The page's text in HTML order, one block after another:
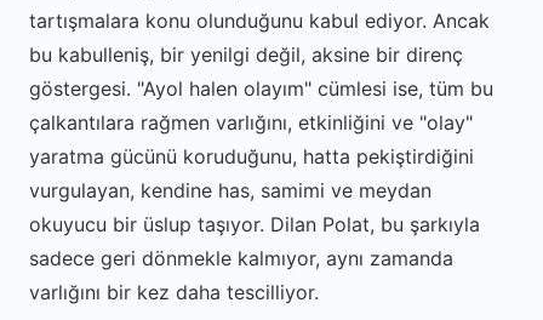
tartışmalara konu olunduğunu kabul ediyor. Ancak
bu kabulleniş, bir yenilgi değil, aksine bir direnç
göstergesi. "Ayol halen olayım" cümlesi ise, tüm bu
çalkantılara rağmen varlığını, etkinliğini ve "olay"
yaratma gücünü koruduğunu, hatta pekiştirdiğini
vurgulayan, kendine has, samimi ve meydan
okuyucu bir üslup taşıyor. Dilan Polat, bu şarkıyla
sadece geri dönmekle kalmıyor, aynı zamanda
varlığını bir kez daha tescilliyor.